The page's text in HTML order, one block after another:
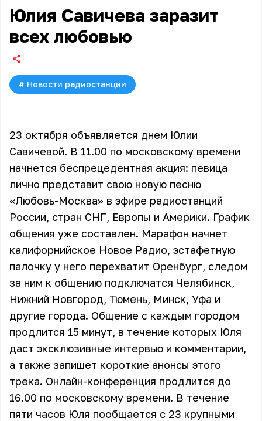
Юлия Савичева заразит
всех любовью
# Новости радиостанции
23 октября объявляется днем Юлии
Савичевой. В 11.00 по московскому времени
начнется беспрецедентная акция: певица
лично представит свою новую песню
«Любовь-Москва» в эфире радиостанций
России, стран СНГ, Европы и Америки. График
общения уже составлен. Марафон начнет
калифорнийское Новое Радио, эстафетную
палочку у него перехватит Оренбург, следом
за ним к общению подключатся Челябинск,
Нижний Новгород, Тюмень, Минск, Уфа и
другие города. Общение с каждым городом
продлится 15 минут, в течение которых Юля
даст эксклюзивные интервью и комментарии,
а также запишет короткие анонсы этого
трека. Онлайн-конференция продлится до
16.00 по московскому времени. В течение
пяти часов Юля пообщается с 23 крупными